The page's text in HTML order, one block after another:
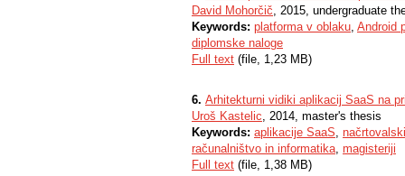
David Mohorčič, 2015, undergraduate
Keywords: platforma v oblaku, Android
diplomske naloge
Full text (file, 1,23 MB)
6. Arhitekturni vidiki aplikacij SaaS na
Uroš Kastelic, 2014, master's thesis
Keywords: aplikacije SaaS,
računalništvo in informatika, magisteriji
Full text (file, 1,38 MB)